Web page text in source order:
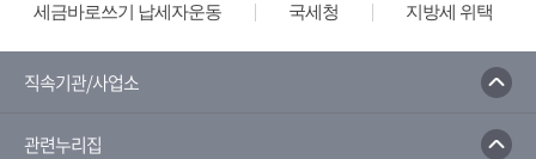
세금바로쓰기 납세자운동 국세청 지방세 위택스
직속기관/사업소
관련누리집